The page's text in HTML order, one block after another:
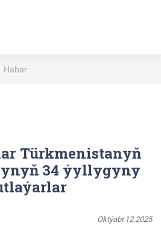
Habar
Türkmenistanyň
34 ýyllygyny
Oktýabr.12.2025